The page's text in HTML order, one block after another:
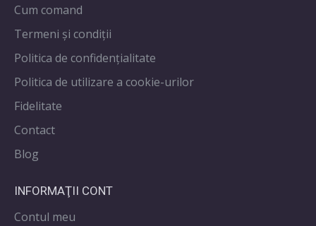
Cum comand
Termeni și condiții
Politica de confidenţialitate
Politica de utilizare a cookie-urilor
Fidelitate
Contact
Blog
INFORMAŢII CONT
Contul meu